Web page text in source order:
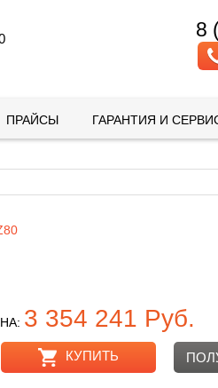
8
ПРАЙСЫ ГАРАНТИЯ И
3 354 241 Руб.
КУПИТЬ